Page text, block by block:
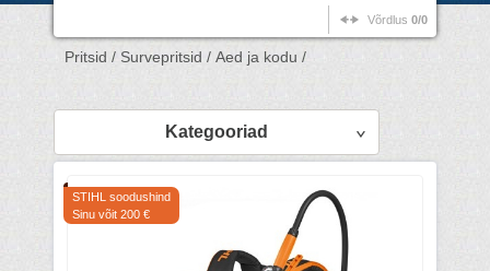
Võrdlus 0/0
Pritsid / Survepritsid / Aed ja kodu /
Kategooriad
STIHL soodushind
Sinu võit 200 €